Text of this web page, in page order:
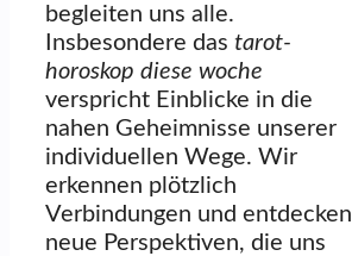
begleiten uns alle.
Insbesondere das tarot-
horoskop diese woche
verspricht Einblicke in die
nahen Geheimnisse unserer
individuellen Wege. Wir
erkennen plötzlich
Verbindungen und entdecken
neue Perspektiven, die uns